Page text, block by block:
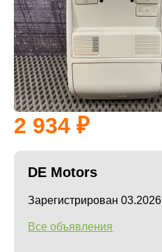
2 934
DE Motors
Зарегистрирован 03.2026
Все объявления